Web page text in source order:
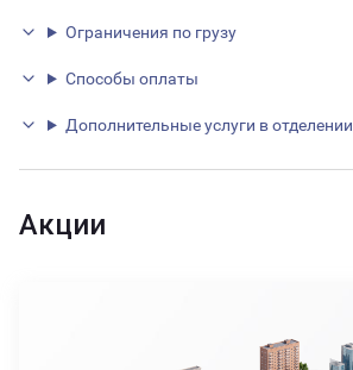
Ограничения по грузу
Способы оплаты
Дополнительные услуги в отделении
Акции